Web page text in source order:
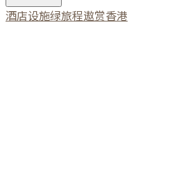
酒店设施绿旅程遨赏香港